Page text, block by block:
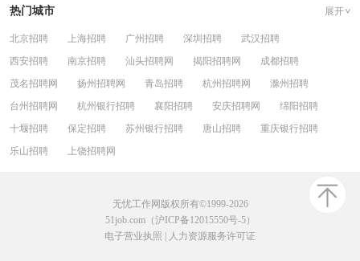
热门城市 展开
北京招聘 上海招聘 广州招聘 深圳招聘
武汉招聘
西安招聘
南京招聘 汕头招聘网 揭阳招聘网
成都招聘
茂名招聘网
扬州招聘网 青岛招聘 杭州招聘网
滁州招聘
台州招聘网
杭州银行招聘 襄阳招聘 安庆招聘网
绵阳招聘
十堰招聘
保定招聘 苏州银行招聘 唐山招聘
重庆银行招聘
乐山招聘
上饶招聘网
无忧工作网版权所有©1999-2026
51job.com（沪ICP备12015550号-5）
电子营业执照
人力资源服务许可证